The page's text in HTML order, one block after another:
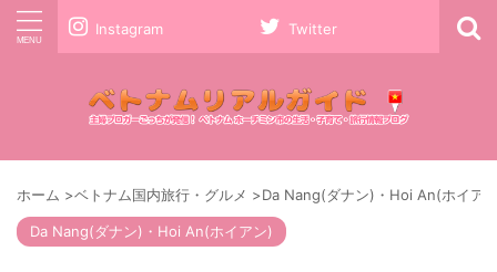
Instagram Twitter
ホーム >ベトナム国内旅行・グルメ >Da Nang(ダナン)・Hoi An(ホイア
Da Nang(ダナン)・Hoi An(ホイアン)